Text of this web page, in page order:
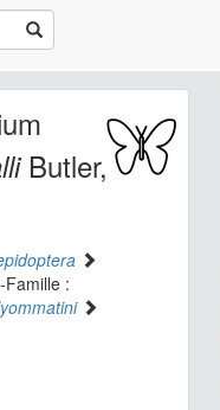
Butler,
Famille :